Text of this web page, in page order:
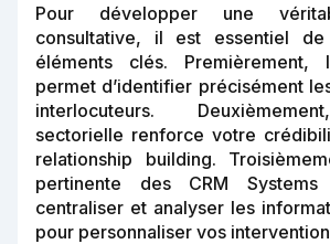
Pour développer une
consultative, il est essentiel
éléments clés. Premièrement,
permet d’identifier précisément
interlocuteurs.
sectorielle renforce votre
relationship building.
pertinente des CRM
centraliser et analyser les
pour personnaliser vos